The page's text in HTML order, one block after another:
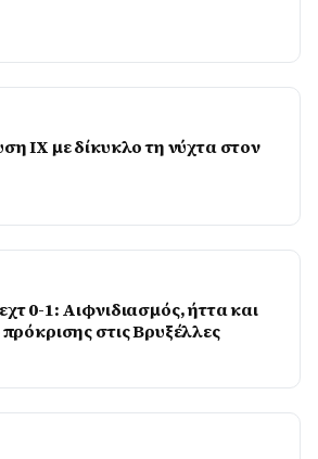
ΙΧ με δίκυκλο τη νύχτα στον
0-1: Αιφνιδιασμός, ήττα και
στις Βρυξέλλες